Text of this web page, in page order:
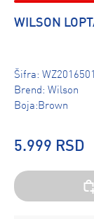
WILSON
Šifra:
Brend: Wilson
Boja:Brown
5.999 RSD